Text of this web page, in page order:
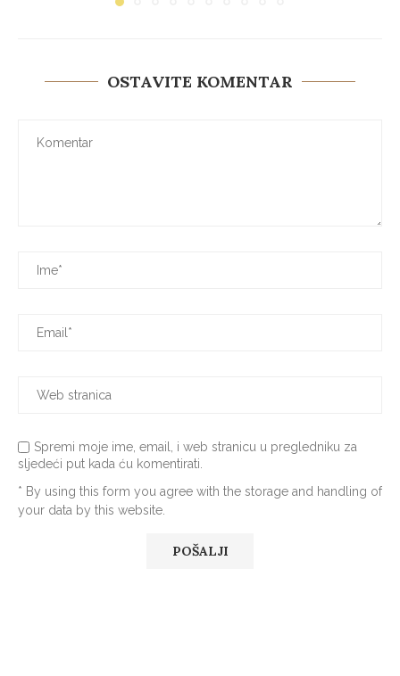
OSTAVITE KOMENTAR
Spremi moje ime, email, i web stranicu u pregledniku za
sljedeći put kada ću komentirati.
* By using this form you agree with the storage and handling of
your data by this website.